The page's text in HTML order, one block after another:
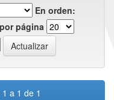
En orden:
página
a 1 de 1